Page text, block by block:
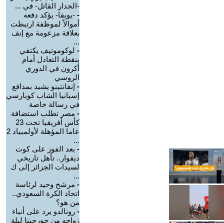
-الجدار القاتل- في ...
- -يويفا- يؤكد دفعه
أموالاً لموظفة ارتبطت
بعلاقة مزعومة مع إنف
...
- لوكوموتيف يكتفي
بنقطة التعادل أمام
أكرون في الدوري
الروسي
- إنفانتينو يشيد بمدافع
إسبانيا الشاب كوبارسي
في رسالة خاصة
- مصر تطلب استضافة
كأس أفريقيا تحت 23
عاما المؤهلة لأولمبياد 2
...
- بعد الفوز على كوت
ديفوار.. تأهل تاريخي
لسيدات الجزائر إلى ك
...
- مرشح وحيد لرئاسة
اتحاد الكرة السعودي..
من هو؟
- رونالدو يرد على أنباء
زواجه من جورجينا ليلة